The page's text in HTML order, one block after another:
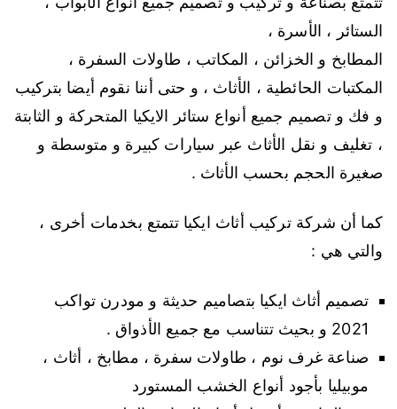
الستائر ، الأسرة ،
المطابخ و الخزائن ، المكاتب ، طاولات السفرة ،
المكتبات الحائطية ، الأثاث ، و حتى أننا نقوم أيضا بتركيب
و فك و تصميم جميع أنواع ستائر الايكيا المتحركة و الثابتة
، تغليف و نقل الأثاث عبر سيارات كبيرة و متوسطة و
صغيرة الحجم بحسب الأثاث .
كما أن شركة تركيب أثاث ايكيا تتمتع بخدمات أخرى ،
والتي هي :
تصميم أثاث ايكيا بتصاميم حديثة و مودرن تواكب
2021 و بحيث تتناسب مع جميع الأذواق .
صناعة غرف نوم ، طاولات سفرة ، مطابخ ، أثاث ،
موبيليا بأجود أنواع الخشب المستورد